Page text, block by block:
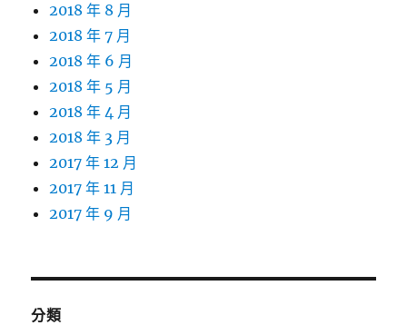
2018 年 8 月
2018 年 7 月
2018 年 6 月
2018 年 5 月
2018 年 4 月
2018 年 3 月
2017 年 12 月
2017 年 11 月
2017 年 9 月
分類